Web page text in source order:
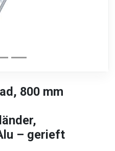
800 mm
– gerieft